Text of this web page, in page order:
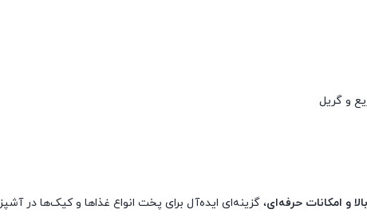
و گریل
و امکانات حرفه‌ای، گزینه‌ای ایده‌آل برای پخت انواع غذاها و کیک‌ها در